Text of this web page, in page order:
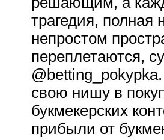
трагедия, полная
непростом
переплетаются,
свою нишу в
букмекерских
прибыли от